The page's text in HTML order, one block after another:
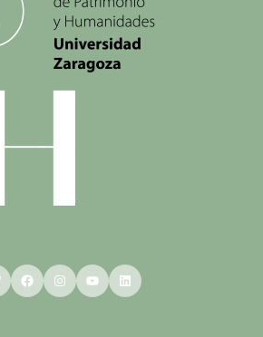
BlueskyFacebookInstagram
YouTubeLinkedIn